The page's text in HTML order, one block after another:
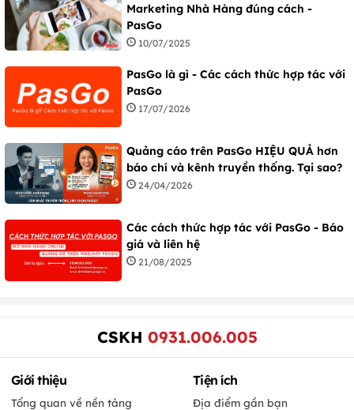
Marketing Nhà Hàng đúng cách -
PasGo
10/07/2025
PasGo là gì - Các cách thức hợp tác với
PasGo
17/07/2026
Quảng cáo trên PasGo HIỆU QUẢ hơn
báo chí và kênh truyền thống. Tại sao?
24/04/2026
Các cách thức hợp tác với PasGo - Báo
giá và liên hệ
21/08/2025
CSKH 0931.006.005
Giới thiệu
Tổng quan về nền tảng
Tiện ích
Địa điểm gần bạn